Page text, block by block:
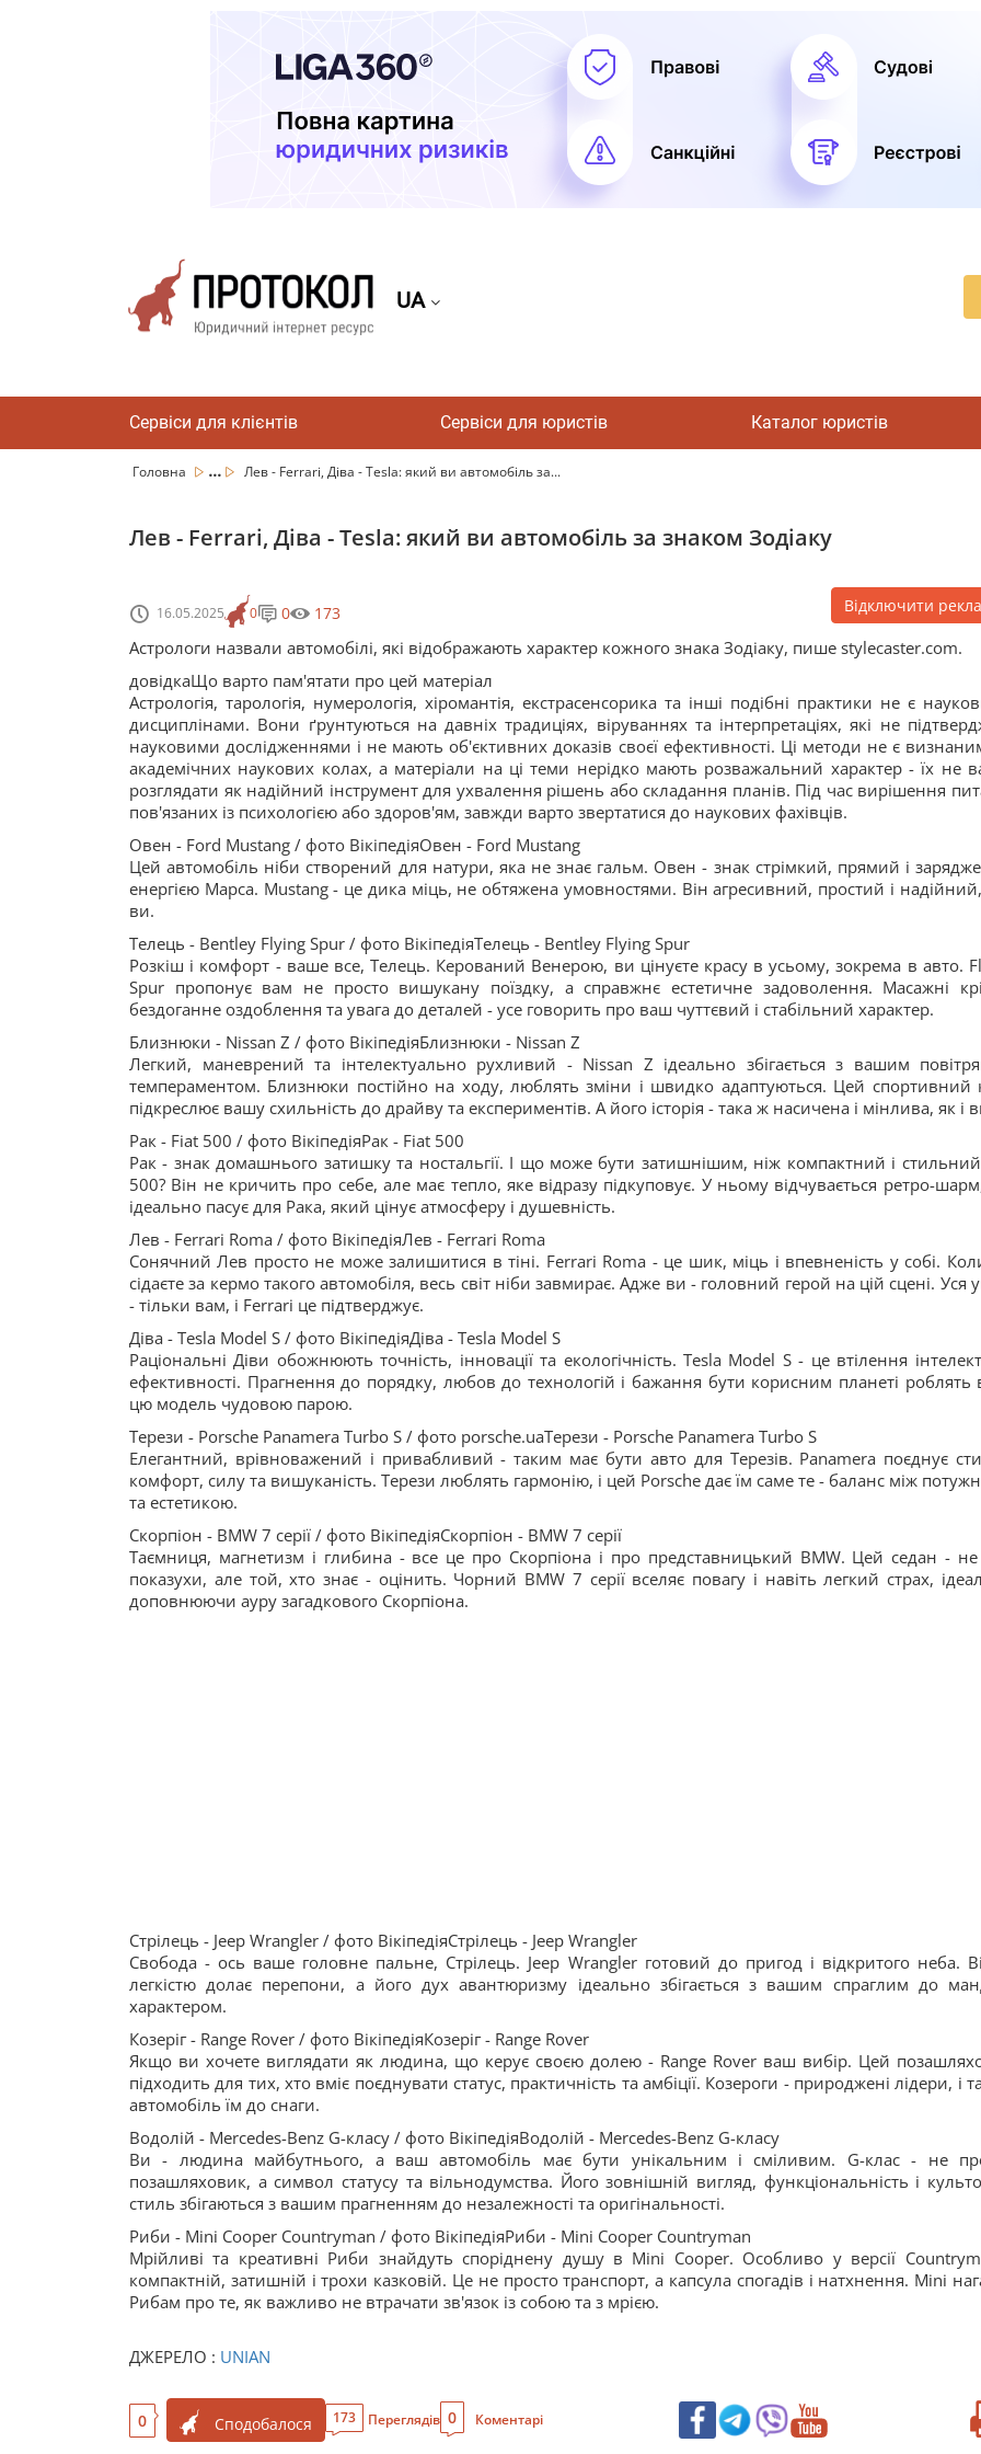
UA
Сервіси для клієнтів Сервіси для юристів Каталог юристів
Головна ... Лев - Ferrari, Діва - Tesla: який ви автомобіль за...
Лев - Ferrari, Діва - Tesla: який ви автомобіль за знаком Зодіаку
16.05.2025 0 0 173 Відключити
Астрологи назвали автомобілі, які відображають характер кожного знака Зодіаку, пише stylecaster.com.
довідкаЩо варто пам'ятати про цей матеріал
Астрологія, тарологія, нумерологія, хіромантія, екстрасенсорика та інші подібні практики не є
дисциплінами. Вони ґрунтуються на давніх традиціях, віруваннях та інтерпретаціях, які не
науковими дослідженнями і не мають об'єктивних доказів своєї ефективності. Ці методи не є
академічних наукових колах, а матеріали на ці теми нерідко мають розважальний характер - їх не
розглядати як надійний інструмент для ухвалення рішень або складання планів. Під час вирішення
пов'язаних із психологією або здоров'ям, завжди варто звертатися до наукових фахівців.
Овен - Ford Mustang / фото ВікіпедіяОвен - Ford Mustang
Цей автомобіль ніби створений для натури, яка не знає гальм. Овен - знак стрімкий, прямий і
енергією Марса. Mustang - це дика міць, не обтяжена умовностями. Він агресивний, простий і надійний,
ви.
Телець - Bentley Flying Spur / фото ВікіпедіяТелець - Bentley Flying Spur
Розкіш і комфорт - ваше все, Телець. Керований Венерою, ви цінуєте красу в усьому, зокрема в авто.
Spur пропонує вам не просто вишукану поїздку, а справжнє естетичне задоволення. Масажні
бездоганне оздоблення та увага до деталей - усе говорить про ваш чуттєвий і стабільний характер.
Близнюки - Nissan Z / фото ВікіпедіяБлизнюки - Nissan Z
Легкий, маневрений та інтелектуально рухливий - Nissan Z ідеально збігається з вашим
темпераментом. Близнюки постійно на ходу, люблять зміни і швидко адаптуються. Цей спортивний
підкреслює вашу схильність до драйву та експериментів. А його історія - така ж насичена і мінлива, як і
Рак - Fiat 500 / фото ВікіпедіяРак - Fiat 500
Рак - знак домашнього затишку та ностальгії. І що може бути затишнішим, ніж компактний і
500? Він не кричить про себе, але має тепло, яке відразу підкуповує. У ньому відчувається ретро-
ідеально пасує для Рака, який цінує атмосферу і душевність.
Лев - Ferrari Roma / фото ВікіпедіяЛев - Ferrari Roma
Сонячний Лев просто не може залишитися в тіні. Ferrari Roma - це шик, міць і впевненість у собі.
сідаєте за кермо такого автомобіля, весь світ ніби завмирає. Адже ви - головний герой на цій сцені. Уся
- тільки вам, і Ferrari це підтверджує.
Діва - Tesla Model S / фото ВікіпедіяДіва - Tesla Model S
Раціональні Діви обожнюють точність, інновації та екологічність. Tesla Model S - це втілення
ефективності. Прагнення до порядку, любов до технологій і бажання бути корисним планеті роблять
цю модель чудовою парою.
Терези - Porsche Panamera Turbo S / фото porsche.uaТерези - Porsche Panamera Turbo S
Елегантний, врівноважений і привабливий - таким має бути авто для Терезів. Panamera поєднує
комфорт, силу та вишуканість. Терези люблять гармонію, і цей Porsche дає їм саме те - баланс між
та естетикою.
Скорпіон - BMW 7 серії / фото ВікіпедіяСкорпіон - BMW 7 серії
Таємниця, магнетизм і глибина - все це про Скорпіона і про представницький BMW. Цей седан -
показухи, але той, хто знає - оцінить. Чорний BMW 7 серії вселяє повагу і навіть легкий страх,
доповнюючи ауру загадкового Скорпіона.
Стрілець - Jeep Wrangler / фото ВікіпедіяСтрілець - Jeep Wrangler
Свобода - ось ваше головне пальне, Стрілець. Jeep Wrangler готовий до пригод і відкритого неба.
легкістю долає перепони, а його дух авантюризму ідеально збігається з вашим спраглим до
характером.
Козеріг - Range Rover / фото ВікіпедіяКозеріг - Range Rover
Якщо ви хочете виглядати як людина, що керує своєю долею - Range Rover ваш вибір. Цей
підходить для тих, хто вміє поєднувати статус, практичність та амбіції. Козероги - природжені лідери, і
автомобіль їм до снаги.
Водолій - Mercedes-Benz G-класу / фото ВікіпедіяВодолій - Mercedes-Benz G-класу
Ви - людина майбутнього, а ваш автомобіль має бути унікальним і сміливим. G-клас - не
позашляховик, а символ статусу та вільнодумства. Його зовнішній вигляд, функціональність і
стиль збігаються з вашим прагненням до незалежності та оригінальності.
Риби - Mini Cooper Countryman / фото ВікіпедіяРиби - Mini Cooper Countryman
Мрійливі та креативні Риби знайдуть споріднену душу в Mini Cooper. Особливо у версії
компактній, затишній і трохи казковій. Це не просто транспорт, а капсула спогадів і натхнення. Mini
Рибам про те, як важливо не втрачати зв'язок із собою та з мрією.
ДЖЕРЕЛО : UNIAN
0 Сподобалося 173 Переглядів 0 Коментарі